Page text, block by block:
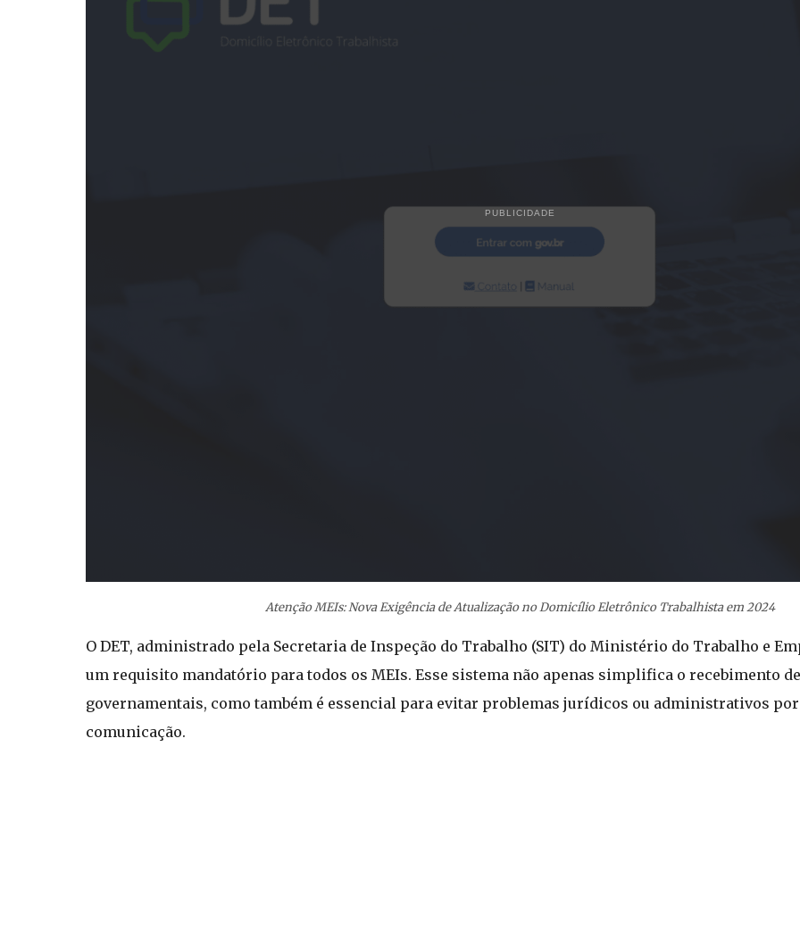
PUBLICIDADE
Atenção MEIs: Nova Exigência de Atualização no Domicílio Eletrônico Trabalhista em 2024
O DET, administrado pela Secretaria de Inspeção do Trabalho (SIT) do Ministério do Trabalho e
um requisito mandatório para todos os MEIs. Esse sistema não apenas simplifica o recebimento
governamentais, como também é essencial para evitar problemas jurídicos ou administrativos
comunicação.